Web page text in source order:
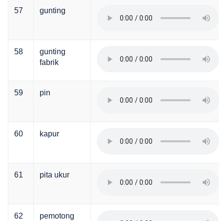
57 gunting
58
gunting
fabrik
59 pin
60 kapur
61 pita ukur
62
pemotong